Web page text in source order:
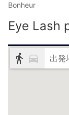
Bonheur
Eye Lash
出発